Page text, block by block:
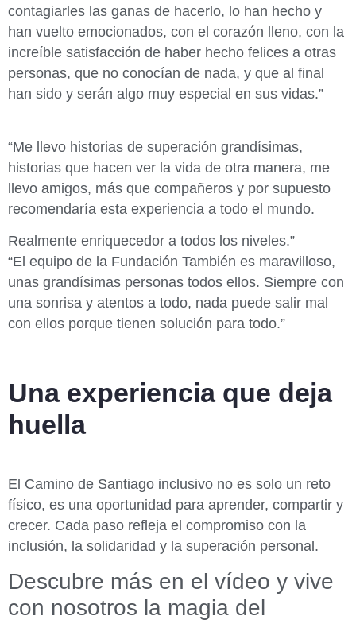
contagiarles las ganas de hacerlo, lo han hecho y
han vuelto emocionados, con el corazón lleno, con la
increíble satisfacción de haber hecho felices a otras
personas, que no conocían de nada, y que al final
han sido y serán algo muy especial en sus vidas.”
“Me llevo historias de superación grandísimas,
historias que hacen ver la vida de otra manera, me
llevo amigos, más que compañeros y por supuesto
recomendaría esta experiencia a todo el mundo.
Realmente enriquecedor a todos los niveles.”
“El equipo de la Fundación También es maravilloso,
unas grandísimas personas todos ellos. Siempre con
una sonrisa y atentos a todo, nada puede salir mal
con ellos porque tienen solución para todo.”
Una experiencia que deja
huella
El Camino de Santiago inclusivo no es solo un reto
físico, es una oportunidad para aprender, compartir y
crecer. Cada paso refleja el compromiso con la
inclusión, la solidaridad y la superación personal.
Descubre más en el vídeo y vive
con nosotros la magia del